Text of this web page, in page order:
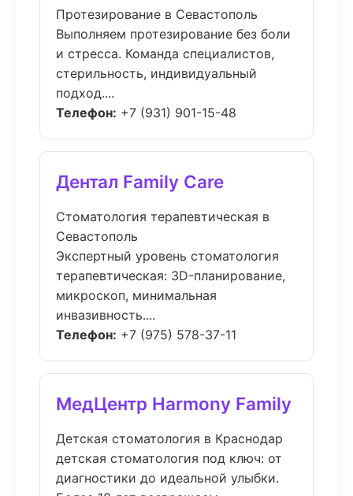
Протезирование в Севастополь
Выполняем протезирование без боли
и стресса. Команда специалистов,
стерильность, индивидуальный
подход....
Телефон: +7 (931) 901-15-48
Дентал Family Care
Стоматология терапевтическая в
Севастополь
Экспертный уровень стоматология
терапевтическая: 3D-планирование,
микроскоп, минимальная
инвазивность....
Телефон: +7 (975) 578-37-11
МедЦентр Harmony Family
Детская стоматология в Краснодар
детская стоматология под ключ: от
диагностики до идеальной улыбки.